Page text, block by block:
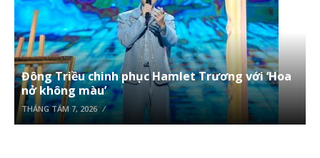
Đông Triều chinh phục Hamlet Trương với ‘Hoa
nở không màu’
THÁNG TÁM 7, 2026